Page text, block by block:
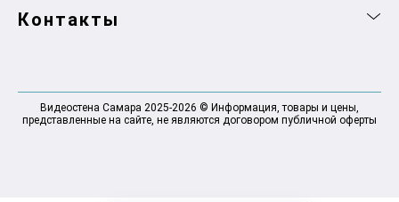
Контакты
Видеостена Самара 2025-2026 © Информация, товары и цены,
представленные на сайте, не являются договором публичной оферты